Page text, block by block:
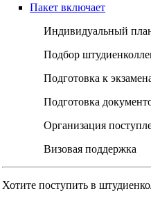
Пакет включает
Индивидуальный
Подбор
Подготовка к
Подготовка
Организация
Визовая поддержка
Хотите поступить в